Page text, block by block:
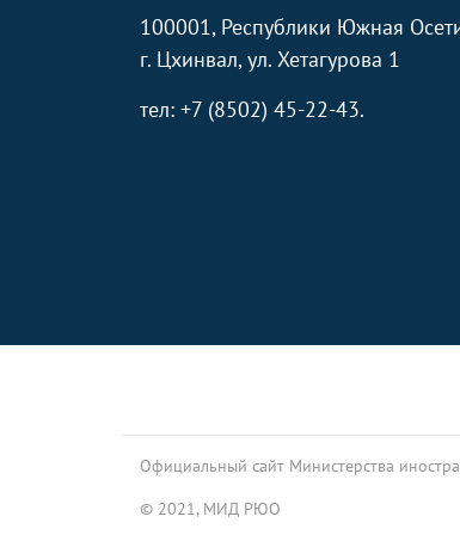
100001, Республики Южная
г. Цхинвал, ул. Хетагурова 1
тел: +7 (8502) 45-22-43.
Footer
Официальный сайт Министерства
© 2021, МИД РЮО